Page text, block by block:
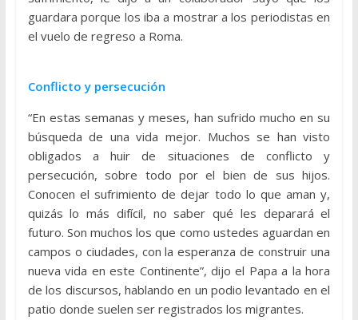
guardara porque los iba a mostrar a los periodistas en
el vuelo de regreso a Roma.
Conflicto y persecución
“En estas semanas y meses, han sufrido mucho en su
búsqueda de una vida mejor. Muchos se han visto
obligados a huir de situaciones de conflicto y
persecución, sobre todo por el bien de sus hijos.
Conocen el sufrimiento de dejar todo lo que aman y,
quizás lo más difícil, no saber qué les deparará el
futuro. Son muchos los que como ustedes aguardan en
campos o ciudades, con la esperanza de construir una
nueva vida en este Continente”, dijo el Papa a la hora
de los discursos, hablando en un podio levantado en el
patio donde suelen ser registrados los migrantes.